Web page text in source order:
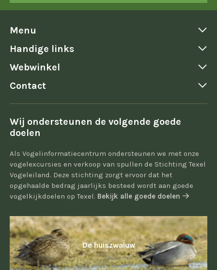
Menu
Handige links
Webwinkel
Contact
Wij ondersteunen de volgende goede
doelen
Als Vogelinformatiecentrum ondersteunen we met onze
vogelexcursies en verkoop van spullen de Stichting Texel
Vogeleiland. Deze stichting zorgt ervoor dat het
opgehaalde bedrag jaarlijks besteed wordt aan goede
vogelkijkdoelen op Texel. Bekijk alle goede doelen
De huiszwaluw